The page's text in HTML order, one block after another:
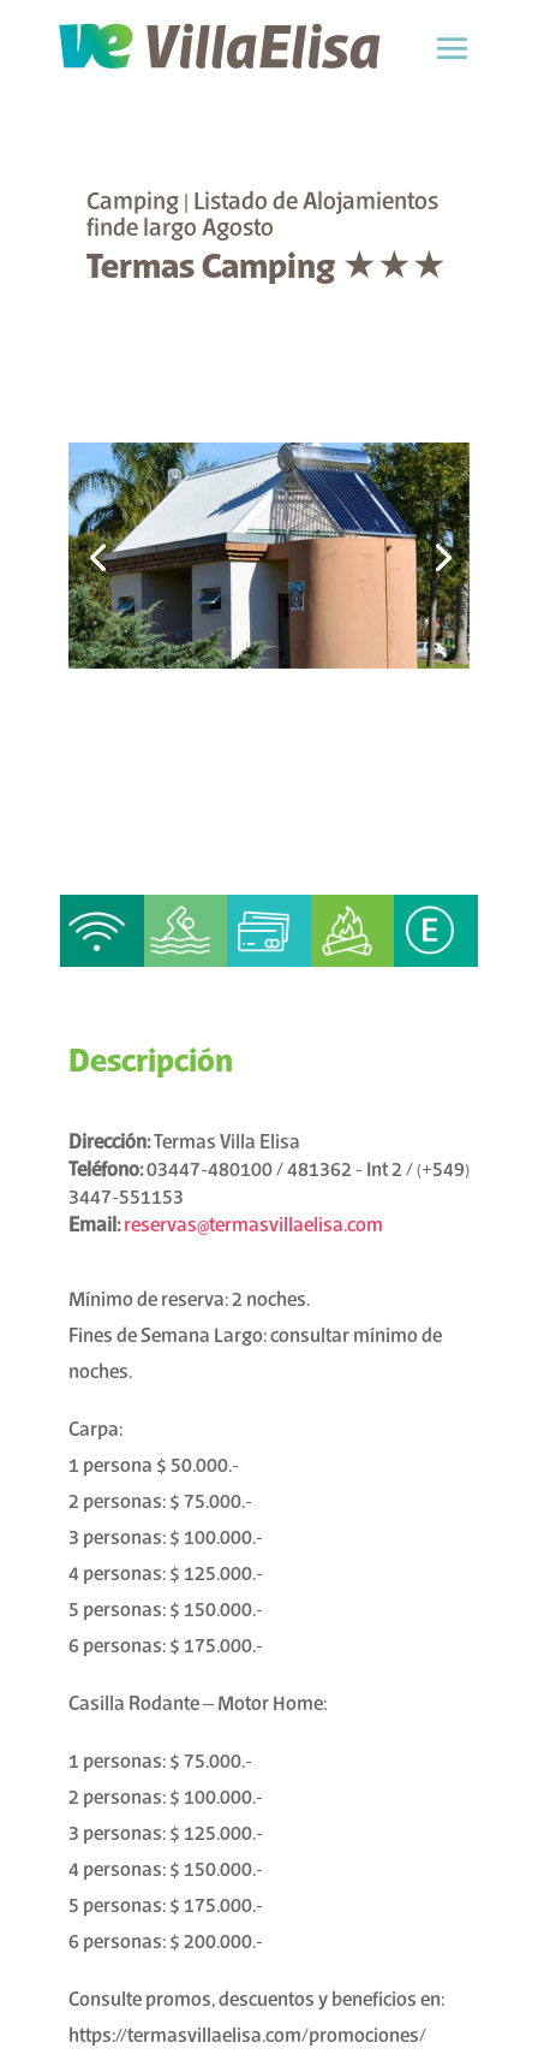
Camping| Listado de Alojamientos
finde largo Agosto
Termas Camping ★★★
Descripción
Dirección:Termas Villa Elisa
Teléfono:03447-480100 / 481362 - Int 2 / (+549)
3447-551153
Email: reservas@termasvillaelisa.com
Mínimo de reserva: 2 noches.
Fines de Semana Largo: consultar mínimo de
noches.
Carpa:
1 persona $ 50.000.-
2 personas: $ 75.000.-
3 personas: $ 100.000.-
4 personas: $ 125.000.-
5 personas: $ 150.000.-
6 personas: $ 175.000.-
Casilla Rodante – Motor Home:
1 personas: $ 75.000.-
2 personas: $ 100.000.-
3 personas: $ 125.000.-
4 personas: $ 150.000.-
5 personas: $ 175.000.-
6 personas: $ 200.000.-
Consulte promos, descuentos y beneficios en:
https://termasvillaelisa.com/promociones/